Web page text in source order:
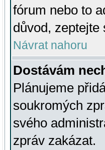
fórum nebo to
důvod, zeptejte
Návrat nahoru
Dostávám
Plánujeme
soukromých
svého
zpráv zakázat.